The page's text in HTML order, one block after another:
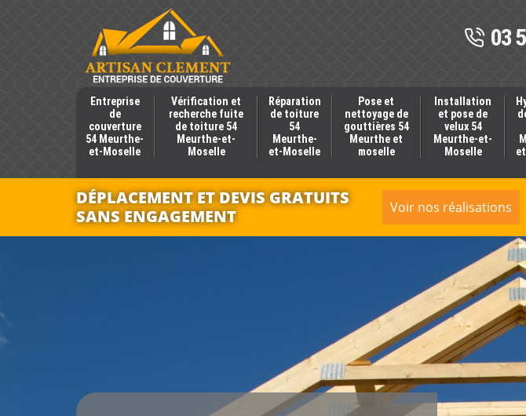
03
Entreprise
de
couverture
54 Meurthe-
et-Moselle
Vérification et
recherche fuite
de toiture 54
Meurthe-et-
Moselle
Réparation
de toiture
54
Meurthe-
et-Moselle
Pose et
nettoyage de
gouttières 54
Meurthe et
moselle
Installation
et pose de
velux 54
Meurthe-et-
Moselle
DÉPLACEMENT ET DEVIS GRATUITS
SANS ENGAGEMENT
Voir nos réalisations